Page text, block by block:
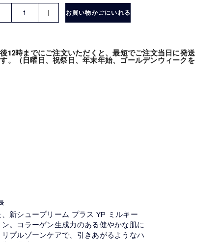
1 お買い物かごにいれる
12時までにご注文いただくと、最短でご注文当日に発送
。（日曜日、祝祭日、年末年始、ゴールデンウィークを
新シュープリーム プラス YP ミルキー
ン。コラーゲン生成力のある健やかな肌に
プルゾーンケアで、引きあがるようなハ